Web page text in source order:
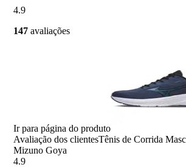
4.9
147 avaliações
Ir para página do produto
Avaliação dos clientesTênis de Corrida
Mizuno Goya
4.9